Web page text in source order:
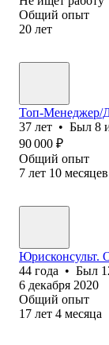
Общий опыт
20 лет
Топ-Менеджер/
37 лет • Был 8
90 000 ₽
Общий опыт
7 лет 10 месяцев
Юрисконсульт.
44 года • Был
6 декабря 2020
Общий опыт
17 лет 4 месяца